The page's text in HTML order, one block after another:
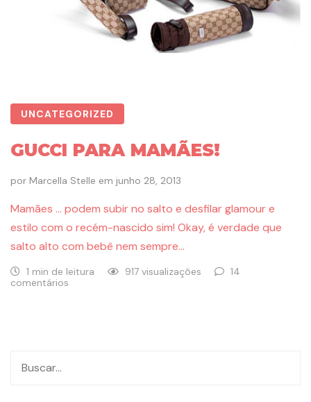
UNCATEGORIZED
GUCCI PARA MAMÃES!
por Marcella Stelle em junho 28, 2013
Mamães … podem subir no salto e desfilar glamour e
estilo com o recém-nascido sim! Okay, é verdade que
salto alto com bebê nem sempre…
1 min de leitura 917 visualizações
14
comentários